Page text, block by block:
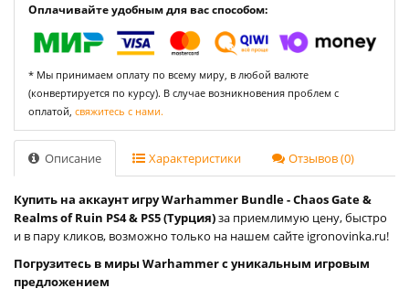
Оплачивайте удобным для вас способом:
* Мы принимаем оплату по всему миру, в любой валюте
(конвертируется по курсу). В случае возникновения проблем с
оплатой, свяжитесь с нами.
Описание Характеристики Отзывов (0)
Купить на аккаунт игру Warhammer Bundle - Chaos Gate &
Realms of Ruin PS4 & PS5 (Турция)за приемлимую цену, быстро
и в пару кликов, возможно только на нашем сайте igronovinka.ru!
Погрузитесь в миры Warhammer с уникальным игровым
предложением